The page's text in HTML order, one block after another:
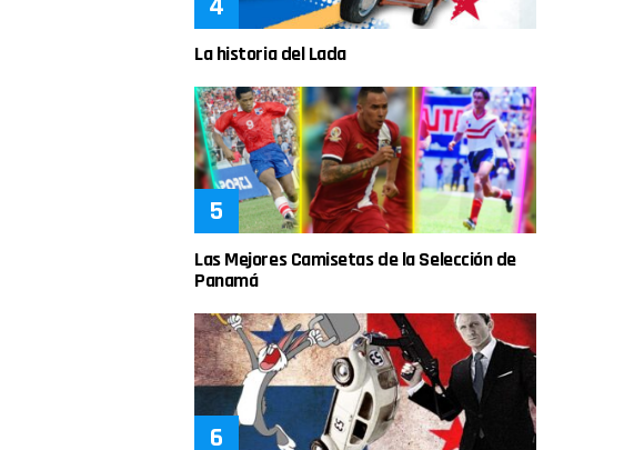
La historia del Lada
Las Mejores Camisetas de la Selección de
Panamá